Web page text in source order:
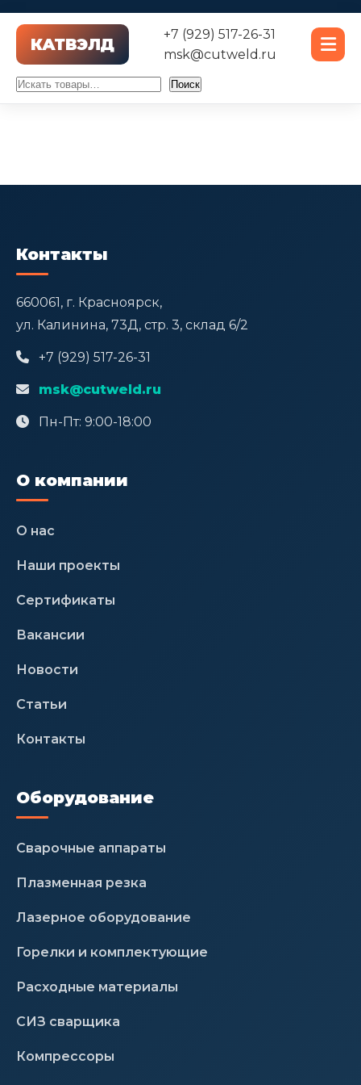
+7 (929) 517-26-31
msk@cutweld.ru
Поиск Поиск
Контакты
660061, г. Красноярск,
ул. Калинина, 73Д, стр. 3, склад 6/2
+7 (929) 517-26-31
msk@cutweld.ru
Пн-Пт: 9:00-18:00
О компании
О нас
Наши проекты
Сертификаты
Вакансии
Новости
Статьи
Контакты
Оборудование
Сварочные аппараты
Плазменная резка
Лазерное оборудование
Горелки и комплектующие
Расходные материалы
СИЗ сварщика
Компрессоры